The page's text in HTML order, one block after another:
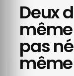
Deux
pas